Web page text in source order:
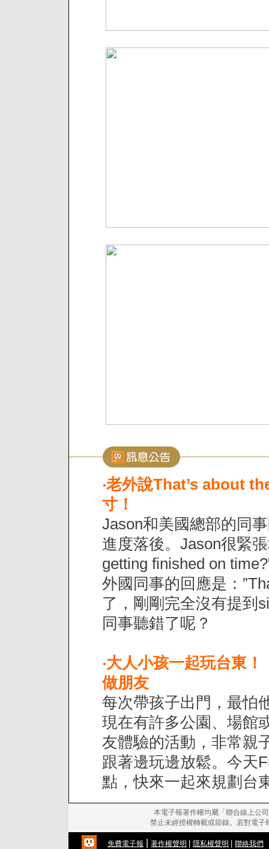
‧老外說That’s about
寸！
Jason和美國總部的同
進度落後。Jason很緊
getting finished on
外國同事的回應是：
了，剛剛完全沒有提到
同事聽錯了呢？
‧大人小孩一起玩台東
做朋友
每次帶孩子出門，最怕
現在有許多公園、場館
友體驗的活動，非常親
跟著邊玩邊放鬆。今天
點，快來一起來規劃台
本電子報著作權均屬「聯合線上公
禁止未經授權轉載或節錄。若對電
免費電子報 著作權聲明 隱私權聲明 聯絡我們